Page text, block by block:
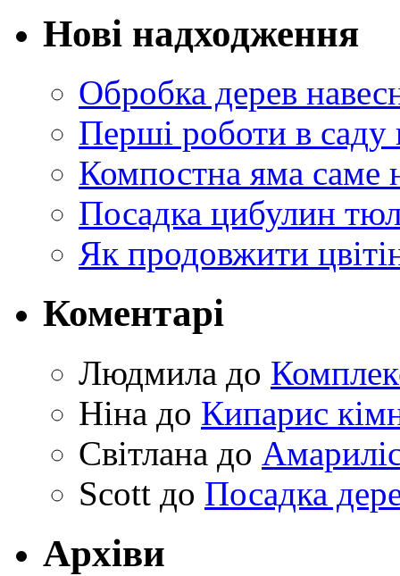
Нові надходження
Обробка дерев
Перші роботи в саду
Компостна яма саме
Посадка цибулин
Як продовжити
Коментарі
Людмила до
Ніна до Кипарис
Світлана до
Scott до Посадка
Архіви